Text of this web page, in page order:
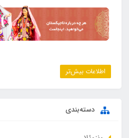
اطلاعات بیش‌تر
دسته‌بندی